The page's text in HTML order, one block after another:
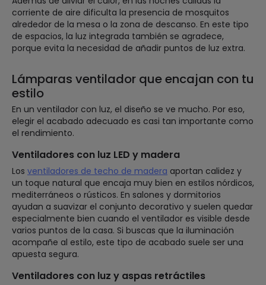
corriente de aire dificulta la presencia de mosquitos
alrededor de la mesa o la zona de descanso. En este tipo
de espacios, la luz integrada también se agradece,
porque evita la necesidad de añadir puntos de luz extra.
Lámparas ventilador que encajan con tu
estilo
En un ventilador con luz, el diseño se ve mucho. Por eso,
elegir el acabado adecuado es casi tan importante como
el rendimiento.
Ventiladores con luz LED y madera
Los ventiladores de techo de madera aportan calidez y
un toque natural que encaja muy bien en estilos nórdicos,
mediterráneos o rústicos. En salones y dormitorios
ayudan a suavizar el conjunto decorativo y suelen quedar
especialmente bien cuando el ventilador es visible desde
varios puntos de la casa. Si buscas que la iluminación
acompañe al estilo, este tipo de acabado suele ser una
apuesta segura.
Ventiladores con luz y aspas retráctiles